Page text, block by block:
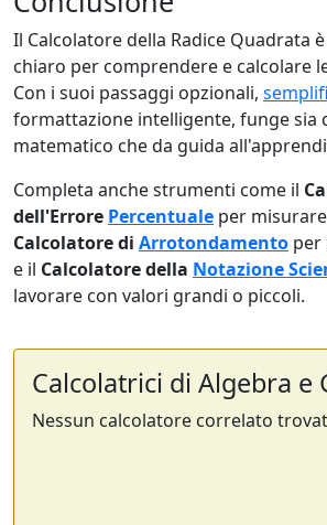
Il Calcolatore della Radice Quadrata
chiaro per comprendere e calcolare
Con i suoi passaggi opzionali,
formattazione intelligente, funge sia
matematico che da guida
Completa anche strumenti come il
dell'Errore Percentuale per
Calcolatore di Arrotondamento per
e il Calcolatore della Notazione
lavorare con valori grandi o piccoli.
Calcolatrici di Algebra e
Nessun calcolatore correlato